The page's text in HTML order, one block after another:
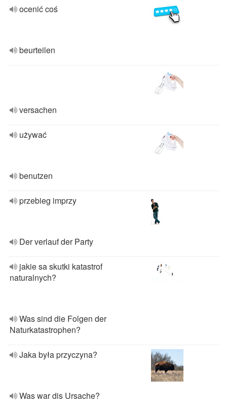
ocenić coś
beurteilen
versachen
używać
benutzen
przebieg imprzy
Der verlauf der Party
jakie sa skutki katastrof
naturalnych?
Was sind die Folgen der
Naturkatastrophen?
Jaka była przyczyna?
Was war dis Ursache?